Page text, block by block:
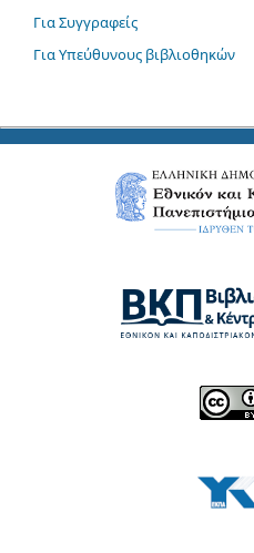
Για Συγγραφείς
Για Υπεύθυνους βιβλιοθηκών